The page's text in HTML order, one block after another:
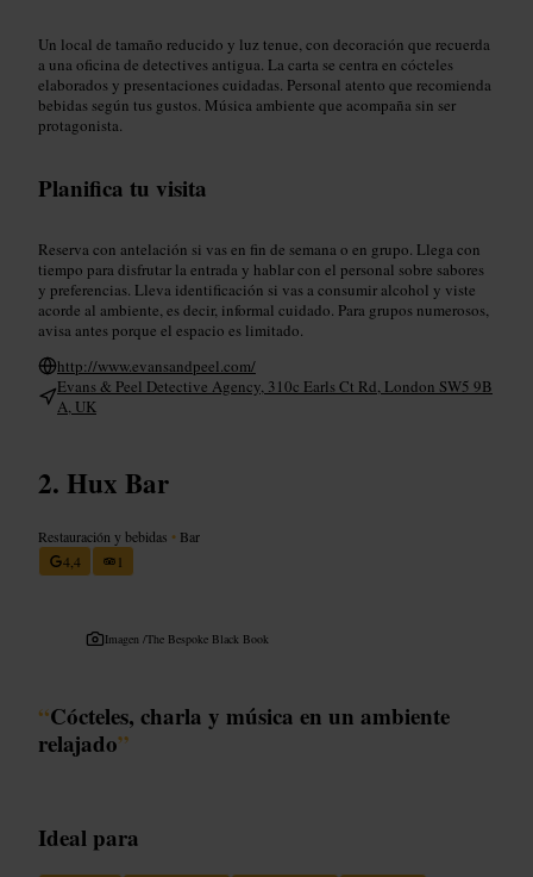
Un local de tamaño reducido y luz tenue, con decoración que recuerda
a una oficina de detectives antigua. La carta se centra en cócteles
elaborados y presentaciones cuidadas. Personal atento que recomienda
bebidas según tus gustos. Música ambiente que acompaña sin ser
protagonista.
Planifica tu visita
Reserva con antelación si vas en fin de semana o en grupo. Llega con
tiempo para disfrutar la entrada y hablar con el personal sobre sabores
y preferencias. Lleva identificación si vas a consumir alcohol y viste
acorde al ambiente, es decir, informal cuidado. Para grupos numerosos,
avisa antes porque el espacio es limitado.
http://www.evansandpeel.com/
Evans & Peel Detective Agency, 310c Earls Ct Rd, London SW5 9B
A, UK
Hux Bar
Restauración y bebidas • Bar
4,4
1
Imagen /The Bespoke Black Book
“Cócteles, charla y música en un ambiente
relajado”
Ideal para